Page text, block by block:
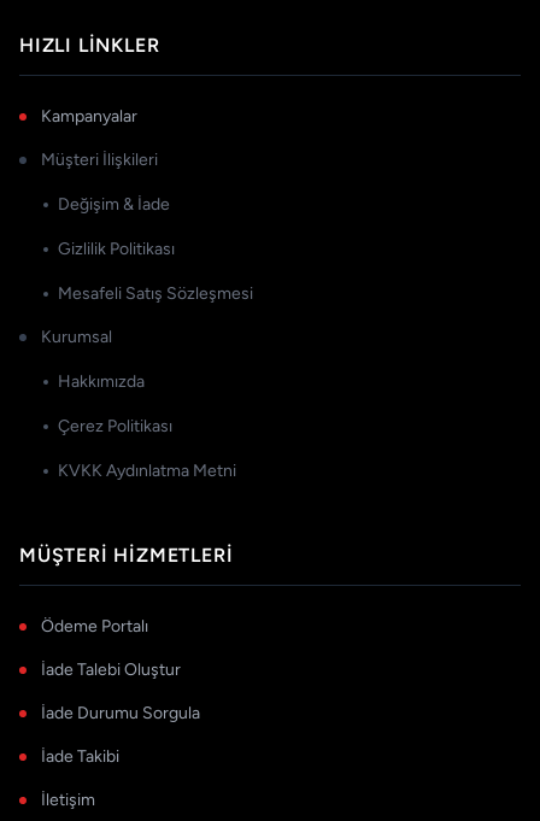
HIZLI LINKLER
Kampanyalar
Müşteri İlişkileri
Değişim & İade
Gizlilik Politikası
Mesafeli Satış Sözleşmesi
Kurumsal
Hakkımızda
Çerez Politikası
KVKK Aydınlatma Metni
MÜŞTERI HIZMETLERI
Ödeme Portalı
İade Talebi Oluştur
İade Durumu Sorgula
İade Takibi
İletişim